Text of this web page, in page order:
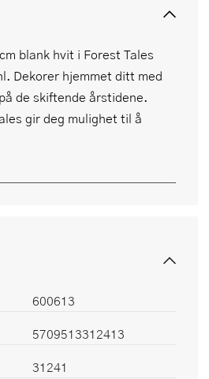
blank hvit i Forest Tales
Dekorer hjemmet ditt med
de skiftende årstidene.
gir deg mulighet til å
600613
5709513312413
31241